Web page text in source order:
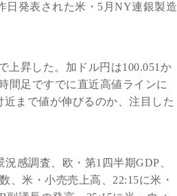
日発表された米・5月NY連銀製造
上昇した。加ドル円は100.051か
間足ですでに直近高値ラインに
まで値が伸びるのか、注目した
感調査、欧・第1四半期GDP、
、米・小売売上高、22:15に米・